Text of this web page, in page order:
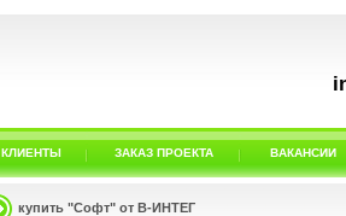
КЛИЕНТЫ ЗАКАЗ ПРОЕКТА ВАКАНСИИ
купить "Софт" от В-ИНТЕГ